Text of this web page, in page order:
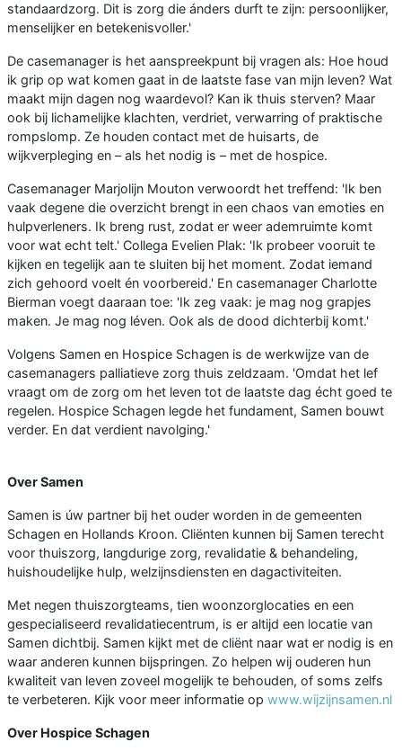
standaardzorg. Dit is zorg die ánders durft te zijn: persoonlijker,
menselijker en betekenisvoller.'
De casemanager is het aanspreekpunt bij vragen als: Hoe houd
ik grip op wat komen gaat in de laatste fase van mijn leven? Wat
maakt mijn dagen nog waardevol? Kan ik thuis sterven? Maar
ook bij lichamelijke klachten, verdriet, verwarring of praktische
rompslomp. Ze houden contact met de huisarts, de
wijkverpleging en – als het nodig is – met de hospice.
Casemanager Marjolijn Mouton verwoordt het treffend: 'Ik ben
vaak degene die overzicht brengt in een chaos van emoties en
hulpverleners. Ik breng rust, zodat er weer ademruimte komt
voor wat echt telt.' Collega Evelien Plak: 'Ik probeer vooruit te
kijken en tegelijk aan te sluiten bij het moment. Zodat iemand
zich gehoord voelt én voorbereid.' En casemanager Charlotte
Bierman voegt daaraan toe: 'Ik zeg vaak: je mag nog grapjes
maken. Je mag nog léven. Ook als de dood dichterbij komt.'
Volgens Samen en Hospice Schagen is de werkwijze van de
casemanagers palliatieve zorg thuis zeldzaam. 'Omdat het lef
vraagt om de zorg om het leven tot de laatste dag écht goed te
regelen. Hospice Schagen legde het fundament, Samen bouwt
verder. En dat verdient navolging.'
Over Samen
Samen is úw partner bij het ouder worden in de gemeenten
Schagen en Hollands Kroon. Cliënten kunnen bij Samen terecht
voor thuiszorg, langdurige zorg, revalidatie & behandeling,
huishoudelijke hulp, welzijnsdiensten en dagactiviteiten.
Met negen thuiszorgteams, tien woonzorglocaties en een
gespecialiseerd revalidatiecentrum, is er altijd een locatie van
Samen dichtbij. Samen kijkt met de cliënt naar wat er nodig is en
waar anderen kunnen bijspringen. Zo helpen wij ouderen hun
kwaliteit van leven zoveel mogelijk te behouden, of soms zelfs
te verbeteren. Kijk voor meer informatie op www.wijzijnsamen.nl
Over Hospice Schagen